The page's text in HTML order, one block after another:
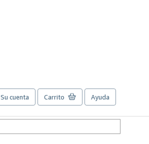
Su cuenta Carrito Ayuda